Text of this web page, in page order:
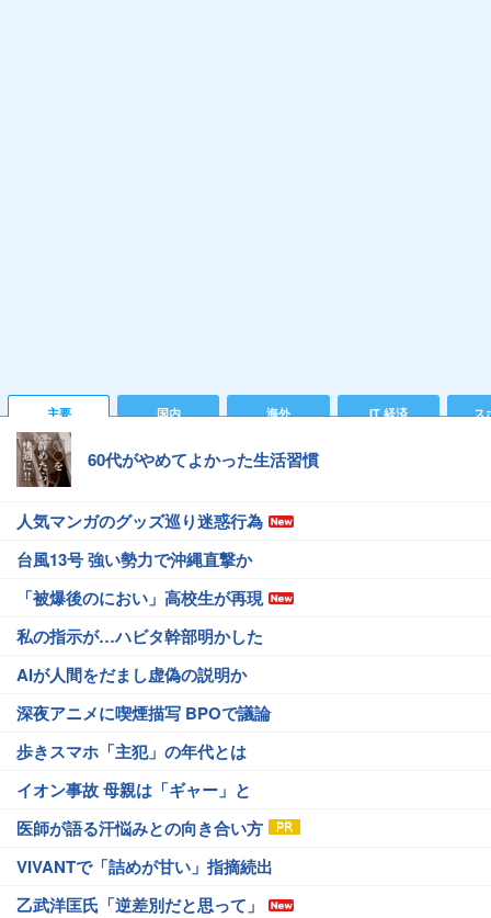
主要 国内 海外 IT 経済 ス
60代がやめてよかった生活習慣
人気マンガのグッズ巡り迷惑行為
台風13号 強い勢力で沖縄直撃か
「被爆後のにおい」高校生が再現
私の指示が…ハビタ幹部明かした
AIが人間をだまし虚偽の説明か
深夜アニメに喫煙描写 BPOで議論
歩きスマホ「主犯」の年代とは
イオン事故 母親は「ギャー」と
医師が語る汗悩みとの向き合い方
VIVANTで「詰めが甘い」指摘続出
乙武洋匡氏「逆差別だと思って」